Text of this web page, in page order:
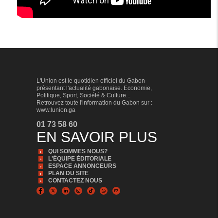
L'Union est le quotidien officiel du Gabon
présentant l'actualité gabonaise. Economie,
Politique, Sport, Société & Culture...
Retrouvez toute l'information du Gabon sur :
www.lunion.ga
01 73 58 60
EN SAVOIR PLUS
QUI SOMMES NOUS?
L'ÉQUIPE ÉDITORIALE
ESPACE ANNONCEURS
PLAN DU SITE
CONTACTEZ NOUS